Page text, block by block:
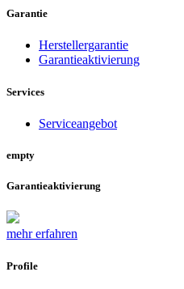
Garantie
Herstellergarantie
Garantieaktivierung
Services
Serviceangebot
empty
Garantieaktivierung
mehr erfahren
Profile